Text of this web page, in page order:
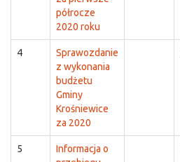
półrocze
2020 roku
4
Sprawozdanie
z wykonania
budżetu
Gminy
Krośniewice
za 2020
5
Informacja o